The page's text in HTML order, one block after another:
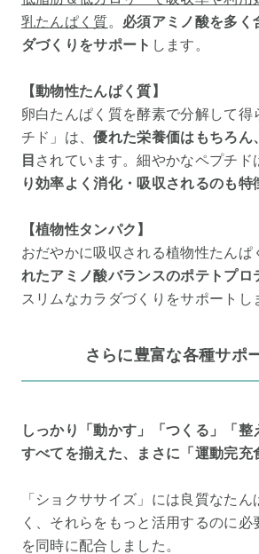
乳たんぱく質。 必須アミノ酸を多く
ダづくりをサポート します。
【動物性たんぱく質】
卵白たんぱく質を酵素で分解して得
チド」は、優れた栄養価はもちろん
目 されています。細やかなペプチド
り効率よく消化・吸収されるのも特
【植物性タンパク】
おだやかに吸収される植物性たんぱ
れたアミノ酸バランスのポテトプロ
スリムなカラダづくりをサポートし
さらに豊富な各種サポ
しっかり「動かす」「つくる」「整
すべてを揃えた、まさに「運動完充
「ショクササイズ」には良質なたん
く、それらをもっと活用するのに必
を同時に配合しました。